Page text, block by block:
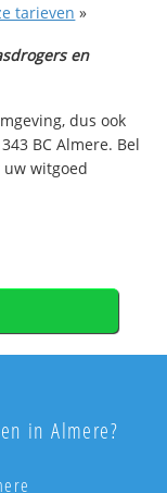
tarieven »
en
dus ook
BC Almere. Bel
uw witgoed
in Almere?